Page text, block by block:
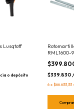
Lusqtoff
o depósito
RML1600-
Profesional
6 x $66.633,33